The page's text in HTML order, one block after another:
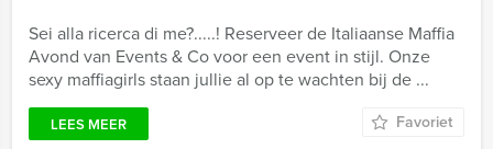
Sei alla ricerca di me?.....! Reserveer de Italiaanse Maffia
Avond van Events & Co voor een event in stijl. Onze
sexy maffiagirls staan jullie al op te wachten bij de ...
LEES MEER Favoriet